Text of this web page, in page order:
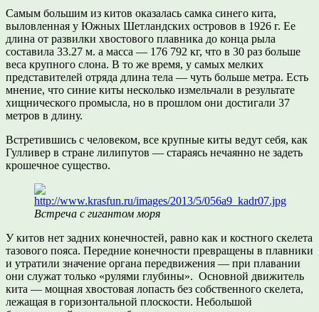
Самым большим из китов оказалась самка синего кита,
выловленная у Южных Шетландских островов в 1926 г. Ее
длина от развилки хвостового плавника до конца рыла
составила 33.27 м. а масса — 176 792 кг, что в 30 раз больше
веса крупного слона. В то же время, у самых мелких
представителей отряда длина тела — чуть больше метра. Есть
мнение, что синие киты несколько измельчали в результате
хищнического промысла, но в прошлом они достигали 37
метров в длину.
Встретившись с человеком, все крупные киты ведут себя, как
Гулливер в стране лилипутов — стараясь нечаянно не задеть
крошечное существо.
Встреча с гигантом моря
У китов нет задних конечностей, равно как и костного скелета
тазового пояса. Передние конечности превращены в плавники
и утратили значение органа передвижения — при плавании
они служат только «рулями глубины». Основной движитель
кита — мощная хвостовая лопасть без собственного скелета,
лежащая в горизонтальной плоскости. Небольшой